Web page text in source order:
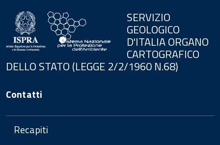
SERVIZIO
GEOLOGICO
D'ITALIA ORGANO
CARTOGRAFICO
DELLO STATO (LEGGE 2/2/1960 N.68)
Contatti
Recapiti